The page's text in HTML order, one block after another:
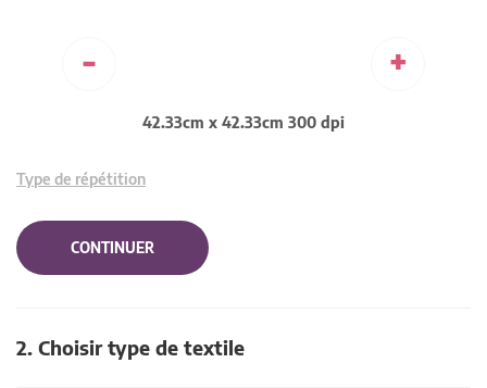
- +
42.33cm x 42.33cm 300 dpi
Type de répétition
CONTINUER
2. Choisir type de textile